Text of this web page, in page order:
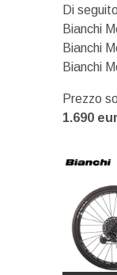
Di
Bianchi
Bianchi
Bianchi
Prezzo
1.690